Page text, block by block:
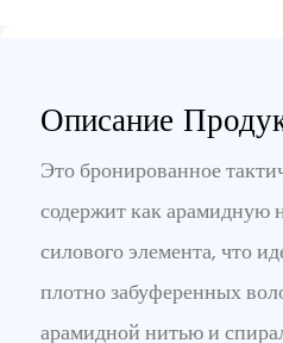
Описание
Это бронированное
содержит как арамидную
силового элемента, что
плотно забуференных
арамидной нитью и